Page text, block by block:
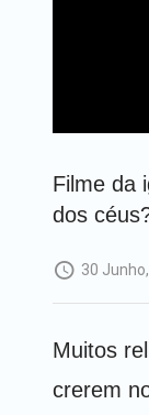
Filme da
dos
30
Muitos
crerem